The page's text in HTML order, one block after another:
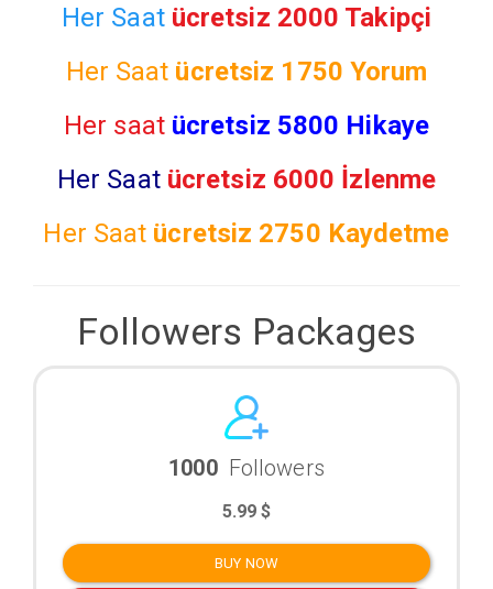
Her Saat ücretsiz 2000 Takipçi
Her Saat ücretsiz 1750 Yorum
Her saat ücretsiz 5800 Hikaye
Her Saat ücretsiz 6000 İzlenme
Her Saat ücretsiz 2750 Kaydetme
Followers Packages
1000 Followers
5.99 $
BUY NOW